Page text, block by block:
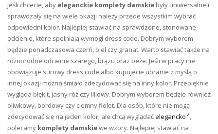
Jeśli chcecie, aby eleganckie komplety damskie były uniwersalne i
sprawdzały się na wiele okazji należy przede wszystkim wybrać
odpowiedni kolor. Najlepiej stawiać na sprawdzone, stonowane
odcienie, które spełniają wymogi dress code. Dobrym wyborem
będzie ponadczasowa czerń, biel czy granat. Warto stawiać także na
różnorodne odcienie szarego, brązu oraz beże. Jeśli w pracy nie
obowiązuje surowy dress code albo kupujecie ubranie z myślą o
innej okazji można śmiało zdecydować się na inny kolor. Przepięknie
wygląda błękit, jasny róż czy liliowy. Dobrym wyborem będzie również
oliwkowy, bordowy czy ciemny fiolet. Dla osób, które nie mogą
zdecydować się na jeden kolor, ale chcą wyglądaćelegancko ,
polecamy komplety damskiewe wzory. Najlepiej stawiać na